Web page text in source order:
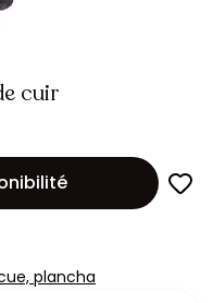
cuir
plancha